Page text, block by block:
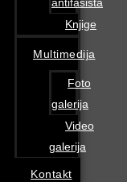
antifašista
Knjige
Multimedija
Foto
galerija
Video
galerija
Kontakt